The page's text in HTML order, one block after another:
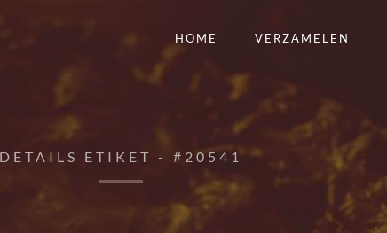
HOME VERZAMELEN
DETAILS ETIKET - #20541